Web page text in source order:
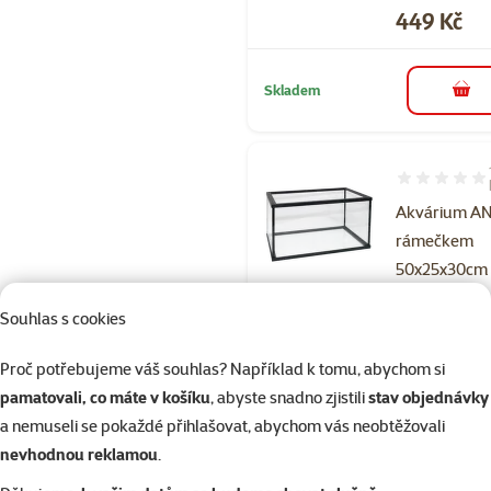
Souhlas s cookies
Proč potřebujeme váš souhlas? Například k tomu, abychom si
pamatovali, co máte v košíku, abyste snadno zjistilistav objednávky
a nemuseli se pokaždé přihlašovat, abychom vás neobtěžovali
nevhodnou reklamou.
Cena
449 Kč
Skladem do
Akvárium
rámečkem
Hodnocení
Skladem